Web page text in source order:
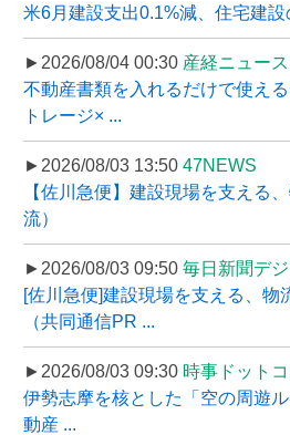
米6月建設支出0.1%減、住宅建設
►2026/08/04 00:30 産経ニュース
不動産書類を入れるだけで使え
トレージ× ...
►2026/08/03 13:50 47NEWS
【佐川急便】建設現場を支える
流）
►2026/08/03 09:50 毎日新聞デ
[佐川急便]建設現場を支える、物
（共同通信PR ...
►2026/08/03 09:30 時事ドット
伊勢志摩を核とした「空の周遊
動産 ...